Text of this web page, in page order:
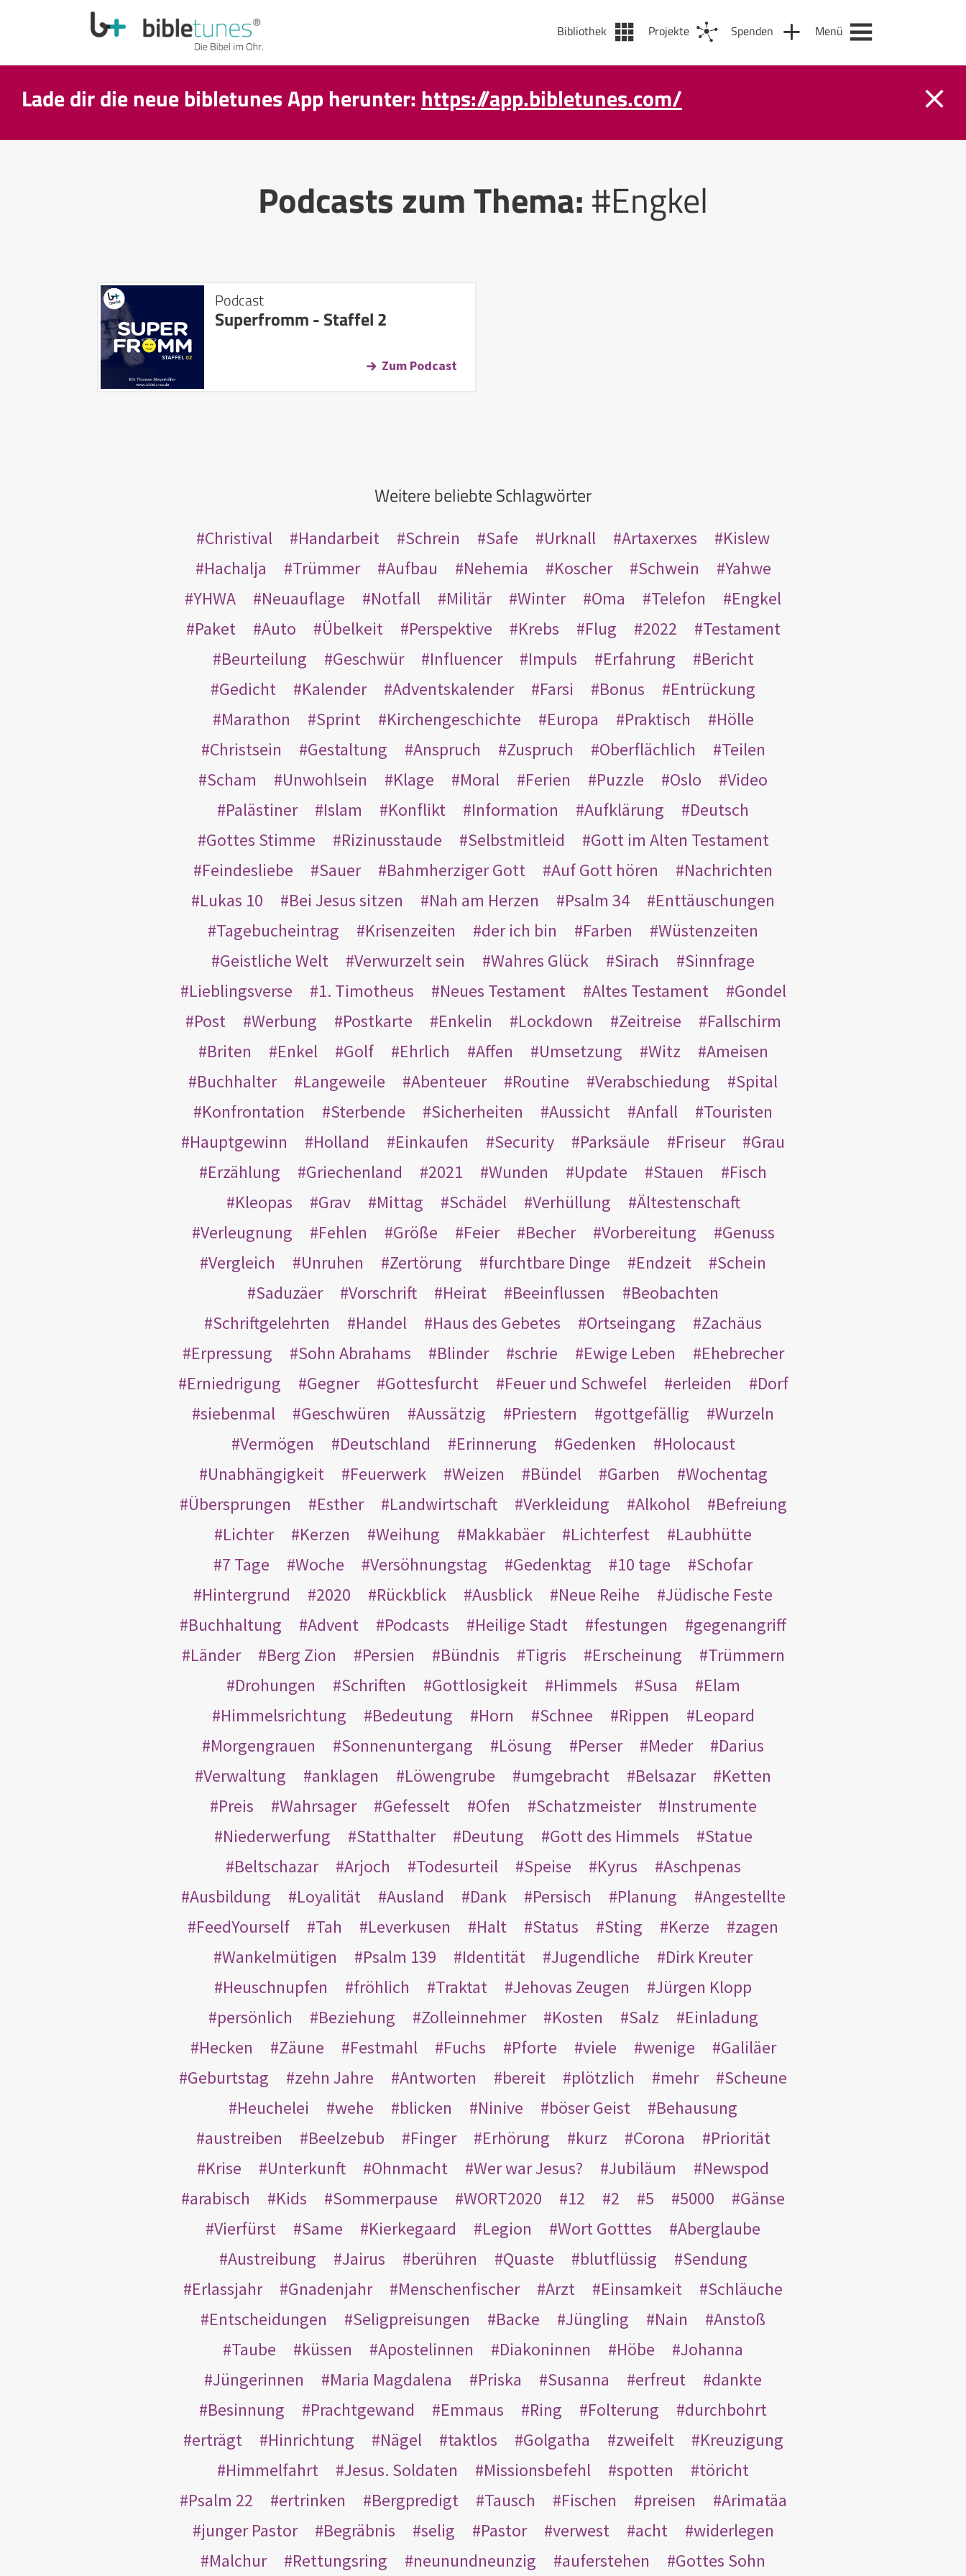
Bibliothek Projekte Spenden Menü
Lade dir die neue bibletunes App herunter: https://app.bibletunes.com/
Podcasts zum Thema:#Engkel
Podcast
Superfromm - Staffel 2
Zum Podcast
Weitere beliebte Schlagwörter
Christival Handarbeit Schrein Safe Urknall Artaxerxes
Kislew
Hachalja
Trümmer Aufbau Nehemia Koscher Schwein
Yahwe
YHWA
Neuauflage Notfall Militär Winter Oma Telefon
Engkel
Paket
Auto Übelkeit Perspektive Krebs Flug 2022
Testament
Beurteilung
Geschwür Influencer Impuls Erfahrung
Bericht
Gedicht
Kalender Adventskalender Farsi Bonus
Entrückung
Marathon
Sprint Kirchengeschichte Europa Praktisch
Hölle
Christsein
Gestaltung Anspruch Zuspruch Oberflächlich
Teilen
Scham
Unwohlsein Klage Moral Ferien Puzzle Oslo
Video
Palästiner
Islam Konflikt Information Aufklärung
Deutsch
Gottes Stimme
Rizinusstaude Selbstmitleid
Gott im Alten Testament
Feindesliebe
Sauer Bahmherziger Gott Auf Gott hören
Nachrichten
Lukas 10
Bei Jesus sitzen Nah am Herzen Psalm 34
Enttäuschungen
Tagebucheintrag
Krisenzeiten der ich bin Farben
Wüstenzeiten
Geistliche Welt
Verwurzelt sein Wahres Glück Sirach
Sinnfrage
Lieblingsverse
1. Timotheus Neues Testament Altes Testament
Gondel
Post
Werbung Postkarte Enkelin Lockdown Zeitreise
Fallschirm
Briten
Enkel Golf Ehrlich Affen Umsetzung Witz
Ameisen
Buchhalter
Langeweile Abenteuer Routine Verabschiedung
Spital
Konfrontation
Sterbende Sicherheiten Aussicht Anfall
Touristen
Hauptgewinn
Holland Einkaufen Security Parksäule Friseur
Grau
Erzählung
Griechenland 2021 Wunden Update Stauen
Fisch
Kleopas
Grav Mittag Schädel Verhüllung
Ältestenschaft
Verleugnung
Fehlen Größe Feier Becher Vorbereitung
Genuss
Vergleich
Unruhen Zertörung furchtbare Dinge Endzeit
Schein
Saduzäer
Vorschrift Heirat Beeinflussen
Beobachten
Schriftgelehrten
Handel Haus des Gebetes Ortseingang
Zachäus
Erpressung
Sohn Abrahams Blinder schrie Ewige Leben
Ehebrecher
Erniedrigung
Gegner Gottesfurcht Feuer und Schwefel erleiden
Dorf
siebenmal
Geschwüren Aussätzig Priestern gottgefällig
Wurzeln
Vermögen
Deutschland Erinnerung Gedenken
Holocaust
Unabhängigkeit
Feuerwerk Weizen Bündel Garben
Wochentag
Übersprungen
Esther Landwirtschaft Verkleidung Alkohol
Befreiung
Lichter
Kerzen Weihung Makkabäer Lichterfest
Laubhütte
7 Tage
Woche Versöhnungstag Gedenktag 10 tage
Schofar
Hintergrund
2020 Rückblick Ausblick Neue Reihe
Jüdische Feste
Buchhaltung
Advent Podcasts Heilige Stadt festungen
gegenangriff
Länder
Berg Zion Persien Bündnis Tigris Erscheinung
Trümmern
Drohungen
Schriften Gottlosigkeit Himmels Susa
Elam
Himmelsrichtung
Bedeutung Horn Schnee Rippen
Leopard
Morgengrauen
Sonnenuntergang Lösung Perser Meder
Darius
Verwaltung
anklagen Löwengrube umgebracht Belsazar
Ketten
Preis
Wahrsager Gefesselt Ofen Schatzmeister
Instrumente
Niederwerfung
Statthalter Deutung Gott des Himmels
Statue
Beltschazar
Arjoch Todesurteil Speise Kyrus
Aschpenas
Ausbildung
Loyalität Ausland Dank Persisch Planung
Angestellte
FeedYourself
Tah Leverkusen Halt Status Sting Kerze
zagen
Wankelmütigen
Psalm 139 Identität Jugendliche
Dirk Kreuter
Heuschnupfen
fröhlich Traktat Jehovas Zeugen
Jürgen Klopp
persönlich
Beziehung Zolleinnehmer Kosten Salz
Einladung
Hecken
Zäune Festmahl Fuchs Pforte viele wenige
Galiläer
Geburtstag
zehn Jahre Antworten bereit plötzlich mehr
Scheune
Heuchelei
wehe blicken Ninive böser Geist
Behausung
austreiben
Beelzebub Finger Erhörung kurz Corona
Priorität
Krise
Unterkunft Ohnmacht Wer war Jesus? Jubiläum
Newspod
arabisch
Kids Sommerpause WORT2020 12 2 5 5000
Gänse
Vierfürst
Same Kierkegaard Legion Wort Gotttes
Aberglaube
Austreibung
Jairus berühren Quaste blutflüssig
Sendung
Erlassjahr
Gnadenjahr Menschenfischer Arzt Einsamkeit
Schläuche
Entscheidungen
Seligpreisungen Backe Jüngling Nain
Anstoß
Taube
küssen Apostelinnen Diakoninnen Höbe
Johanna
Jüngerinnen
Maria Magdalena Priska Susanna erfreut
dankte
Besinnung
Prachtgewand Emmaus Ring Folterung
durchbohrt
erträgt
Hinrichtung Nägel taktlos Golgatha zweifelt
Kreuzigung
Himmelfahrt
Jesus. Soldaten Missionsbefehl spotten
töricht
Psalm 22
ertrinken Bergpredigt Tausch Fischen preisen
Arimatäa
junger Pastor
Begräbnis selig Pastor verwest acht
widerlegen
Malchur
Rettungsring neunundneunzig auferstehen Gottes Sohn